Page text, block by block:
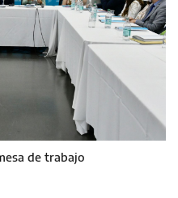
de trabajo